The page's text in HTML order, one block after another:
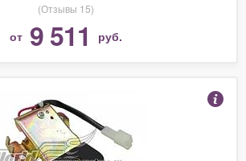
(Отзывы 15)
от 9 511 руб.